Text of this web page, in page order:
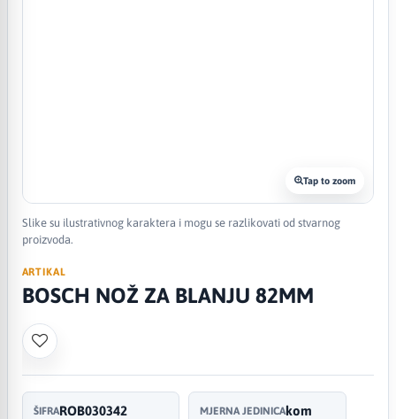
Tap to zoom
Slike su ilustrativnog karaktera i mogu se razlikovati od stvarnog
proizvoda.
ARTIKAL
BOSCH NOŽ ZA BLANJU 82MM
ŠIFRAROB030342 MJERNA JEDINICAkom